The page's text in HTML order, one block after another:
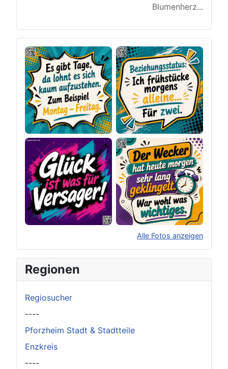
Blumenherz...
Alle Fotos anzeigen
Original herunterladen
Regionen
Regiosucher
----
Pforzheim Stadt & Stadtteile
Enzkreis
----